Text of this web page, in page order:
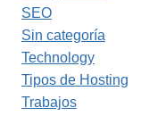
SEO
Sin categoría
Technology
Tipos de Hosting
Trabajos